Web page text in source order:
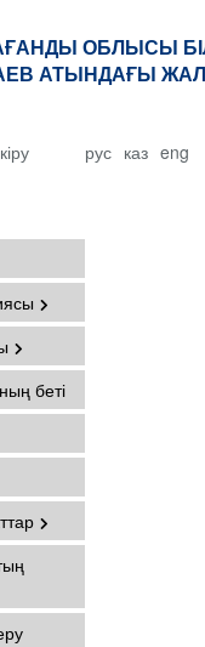
ОБЛЫСЫ
АТЫНДАҒЫ
кіру рус каз eng
беті